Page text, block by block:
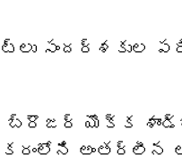
సందర్శకుల
బ్రౌజర్ యొక్క
అంతర్లీన